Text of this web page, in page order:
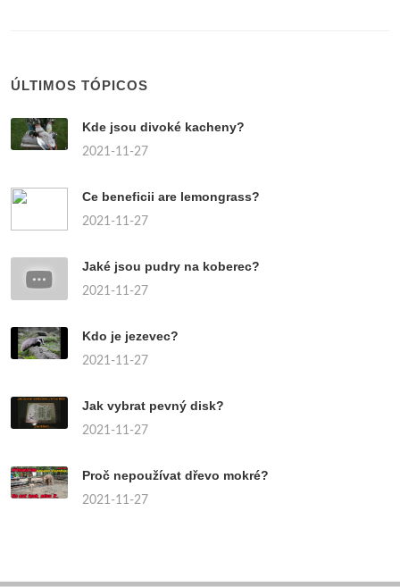
ÚLTIMOS TÓPICOS
Kde jsou divoké kacheny?
2021-11-27
Ce beneficii are lemongrass?
2021-11-27
Jaké jsou pudry na koberec?
2021-11-27
Kdo je jezevec?
2021-11-27
Jak vybrat pevný disk?
2021-11-27
Proč nepoužívat dřevo mokré?
2021-11-27